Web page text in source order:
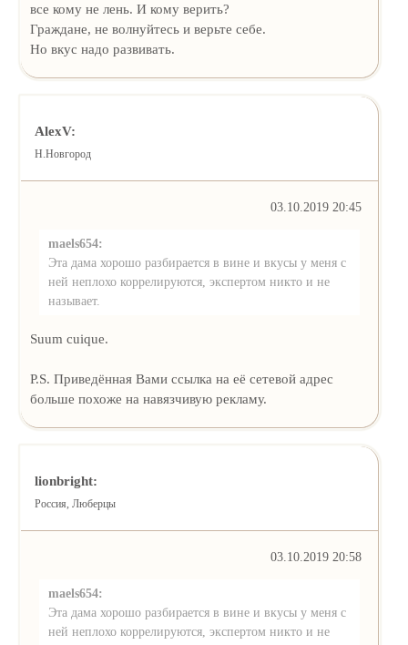
все кому не лень. И кому верить?
Граждане, не волнуйтесь и верьте себе.
Но вкус надо развивать.
AlexV:
Н.Новгород
03.10.2019 20:45
maels654:
Эта дама хорошо разбирается в вине и вкусы у меня с
ней неплохо коррелируются, экспертом никто и не
называет.
Suum cuique.
P.S. Приведённая Вами ссылка на её сетевой адрес
больше похоже на навязчивую рекламу.
lionbright:
Россия, Люберцы
03.10.2019 20:58
maels654:
Эта дама хорошо разбирается в вине и вкусы у меня с
ней неплохо коррелируются, экспертом никто и не